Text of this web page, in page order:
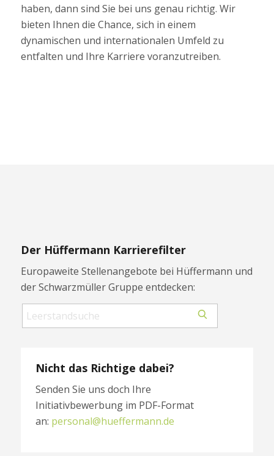
haben, dann sind Sie bei uns genau richtig. Wir
bieten Ihnen die Chance, sich in einem
dynamischen und internationalen Umfeld zu
entfalten und Ihre Karriere voranzutreiben.
Der Hüffermann Karrierefilter
Europaweite Stellenangebote bei Hüffermann und
der Schwarzmüller Gruppe entdecken:
Search
for
Nicht das Richtige dabei?
Senden Sie uns doch Ihre
Initiativbewerbung im PDF-Format
an: personal@hueffermann.de